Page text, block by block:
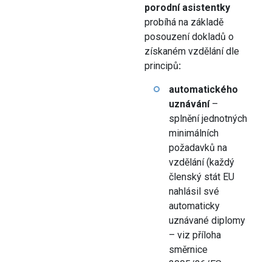
porodní asistentky
probíhá na základě
posouzení dokladů o
získaném vzdělání dle
principů:
automatického
uznávání–
splnění jednotných
minimálních
požadavků na
vzdělání (každý
členský stát EU
nahlásil své
automaticky
uznávané diplomy
– viz příloha
směrnice